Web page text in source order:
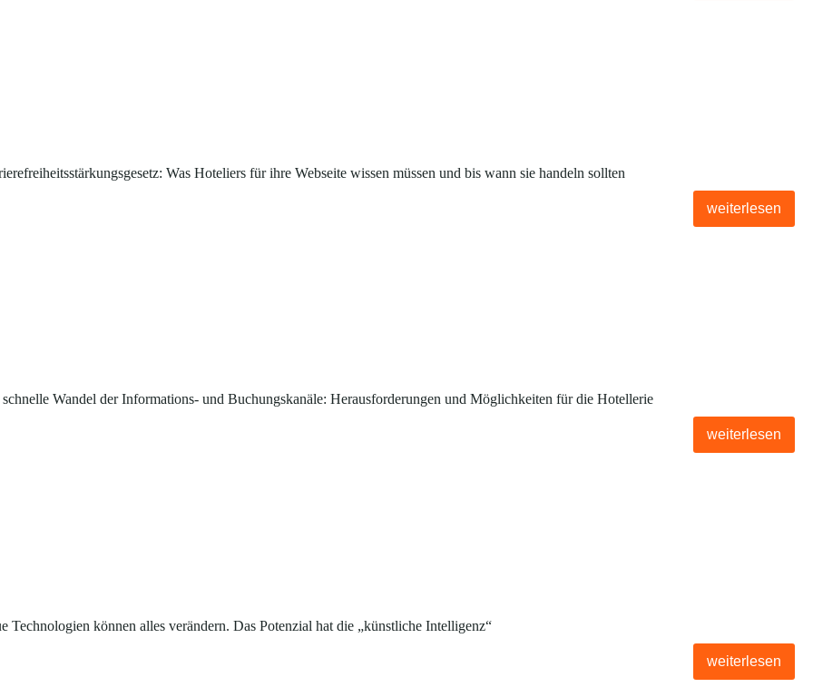
Was Hoteliers für ihre Webseite wissen müssen und bis wann sie handeln sollten
weiterlesen
Wandel der Informations- und Buchungskanäle: Herausforderungen und Möglichkeiten für die Hotellerie
weiterlesen
Technologien können alles verändern. Das Potenzial hat die „künstliche Intelligenz“
weiterlesen